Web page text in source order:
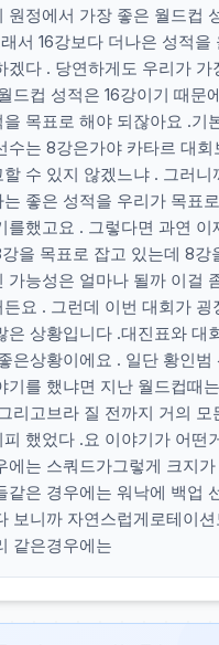
원정에서 가장 좋은 월드컵
서 16강보다 더나은 성적을
겠다 . 당연하게도 우리가 가
드컵 성적은 16강이기 때문
을 목표로 해야 되잖아요 .기
수는 8강은가야 카타르 대회
할 수 있지 않겠느냐 . 그러니
는 좋은 성적을 우리가 목표
를했고요 . 그렇다면 과연 이
을 목표로 잡고 있는데 8강
가능성은 얼마나 될까 이걸
든요 . 그런데 이번 대회가 굉
은 상황입니다 .대진표와 대
은상황이에요 . 일단 황인범
기를 했냐면 지난 월드컵때
리고브라 질 전까지 거의 모
했었다 .요 이야기가 어떤
에는 스쿼드가그렇게 크지
같은 경우에는 워낙에 백업
보니까 자연스럽게로테이
같은경우에는